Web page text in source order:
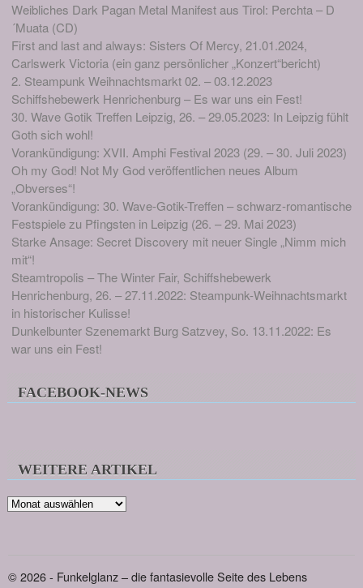
Weibliches Dark Pagan Metal Manifest aus Tirol: Perchta – D
´Muata (CD)
First and last and always: Sisters Of Mercy, 21.01.2024,
Carlswerk Victoria (ein ganz persönlicher „Konzert“bericht)
2. Steampunk Weihnachtsmarkt 02. – 03.12.2023
Schiffshebewerk Henrichenburg – Es war uns ein Fest!
30. Wave Gotik Treffen Leipzig, 26. – 29.05.2023: In Leipzig fühlt
Goth sich wohl!
Vorankündigung: XVII. Amphi Festival 2023 (29. – 30. Juli 2023)
Oh my God! Not My God veröffentlichen neues Album
„Obverses“!
Vorankündigung: 30. Wave-Gotik-Treffen – schwarz-romantische
Festspiele zu Pfingsten in Leipzig (26. – 29. Mai 2023)
Starke Ansage: Secret Discovery mit neuer Single „Nimm mich
mit“!
Steamtropolis – The Winter Fair, Schiffshebewerk
Henrichenburg, 26. – 27.11.2022: Steampunk-Weihnachtsmarkt
in historischer Kulisse!
Dunkelbunter Szenemarkt Burg Satzvey, So. 13.11.2022: Es
war uns ein Fest!
FACEBOOK-NEWS
WEITERE ARTIKEL
Weitere
© 2026 - Funkelglanz – die fantasievolle Seite des Lebens